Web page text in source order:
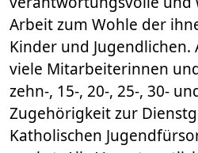
Arbeit zum Wohle der
Kinder und
viele Mitarbeiterinnen
zehn-, 15-, 20-, 25-, 30-
Zugehörigkeit zur
Katholischen